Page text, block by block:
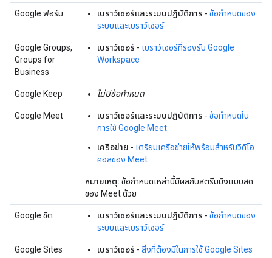
Google ฟอร์ม เบราว์เซอร์และระบบปฏิบัติการ - ข้อกำหนดของ
ระบบและเบราว์เซอร์
Google Groups,
Groups for
Business
เบราว์เซอร์ - เบราว์เซอร์ที่รองรับ Google
Workspace
Google Keep ไม่มีข้อกำหนด
Google Meet เบราว์เซอร์และระบบปฏิบัติการ - ข้อกำหนดใน
การใช้ Google Meet
เครือข่าย - เตรียมเครือข่ายให้พร้อมสำหรับวิดีโอ
คอลของ Meet
หมายเหตุ: ข้อกำหนดเหล่านี้มีผลกับสตรีมมิงแบบสด
ของ Meet ด้วย
Google ชีต เบราว์เซอร์และระบบปฏิบัติการ - ข้อกำหนดของ
ระบบและเบราว์เซอร์
Google Sites เบราว์เซอร์ - สิ่งที่ต้องมีในการใช้ Google Sites